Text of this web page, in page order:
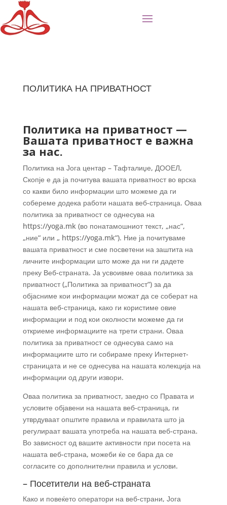
ПОЛИТИКА НА ПРИВАТНОСТ
Политика на приватност —
Вашата приватност е важна
за нас.
Политика на Јога центар – Тафталиџе, ДООЕЛ,
Скопје е да ја почитува вашата приватност во врска
со какви било информации што можеме да ги
собереме додека работи нашата веб-страница. Оваа
политика за приватност се однесува на
https://yoga.mk (во понатамошниот текст, „нас“,
„ние“ или „ https://yoga.mk“). Ние ја почитуваме
вашата приватност и сме посветени на заштита на
личните информации што може да ни ги дадете
преку Веб-страната. Ја усвоивме оваа политика за
приватност („Политика за приватност“) за да
објасниме кои информации можат да се соберат на
нашата веб-страница, како ги користиме овие
информации и под кои околности можеме да ги
откриеме информациите на трети страни. Оваа
политика за приватност се однесува само на
информациите што ги собираме преку Интернет-
страницата и не се однесува на нашата колекција на
информации од други извори.
Оваа политика за приватност, заедно со Правата и
условите објавени на нашата веб-страница, ги
утврдуваат општите правила и правилата што ја
регулираат вашата употреба на нашата веб-страна.
Во зависност од вашите активности при посета на
нашата веб-страна, можеби ќе се бара да се
согласите со дополнителни правила и услови.
– Посетители на веб-страната
Како и повеќето оператори на веб-страни, Јога